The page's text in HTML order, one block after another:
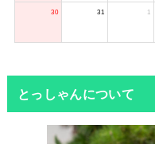
30 31 1
とっしゃんについて